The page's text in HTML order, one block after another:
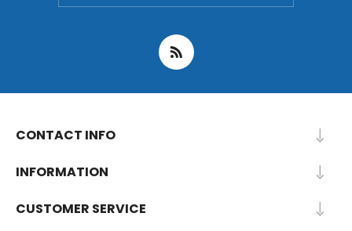
CONTACT INFO
INFORMATION
CUSTOMER SERVICE